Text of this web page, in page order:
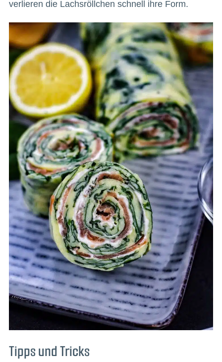
verlieren die Lachsröllchen schnell ihre Form.
Tipps und Tricks